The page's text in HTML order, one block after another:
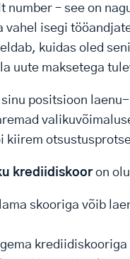
number – see on
isegi
kuidas oled
uute maksetega
positsioon
kiirem
krediidiskooron
skooriga võib